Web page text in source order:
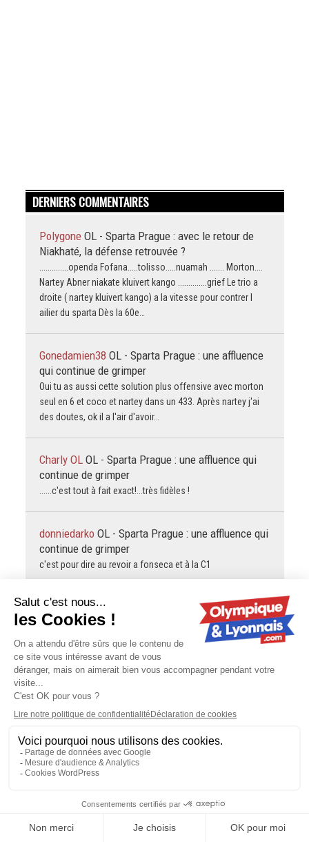
DERNIERS COMMENTAIRES
Polygone OL - Sparta Prague : avec le retour de
Niakhaté, la défense retrouvée ?
..............openda Fofana.....tolisso.....nuamah ....... Morton....
Nartey Abner niakate kluivert kango ..............grief Le trio a
droite ( nartey kluivert kango) a la vitesse pour contrer l
ailier du sparta Dès la 60e…
Gonedamien38 OL - Sparta Prague : une affluence
qui continue de grimper
Oui tu as aussi cette solution plus offensive avec morton
seul en 6 et coco et nartey dans un 433. Après nartey j'ai
des doutes, ok il a l'air d'avoir…
Charly OL OL - Sparta Prague : une affluence qui
continue de grimper
......c'est tout à fait exact!...très fidèles !
donniedarko OL - Sparta Prague : une affluence qui
continue de grimper
c'est pour dire au revoir a fonseca et à la C1
pathetikOLL'exercice des penalties réussit que
très peu à l'OL ces derniers temps
J’ai toujours essayé d’avoir un avis équilibré sur Fonseca.
Si vous m’aviez lu cela fait des mois que je déplore son
animation offensive, ses manques d'adaptation en cours
de matchs.…
Lyonnes, Sarah Rougeron débarque à Thonon
Elle va vivre dans une très belle région
OL - Sparta Prague : avec le retour de
Pourrait-on savoir où Niakhaté en est de sa préparation ??